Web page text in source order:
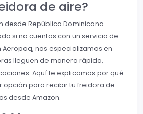
de aire?
desde República Dominicana
si no cuentas con un servicio de
Aeropaq, nos especializamos en
lleguen de manera rápida,
Aquí te explicamos por qué
opción para recibir tu freidora de
desde Amazon.